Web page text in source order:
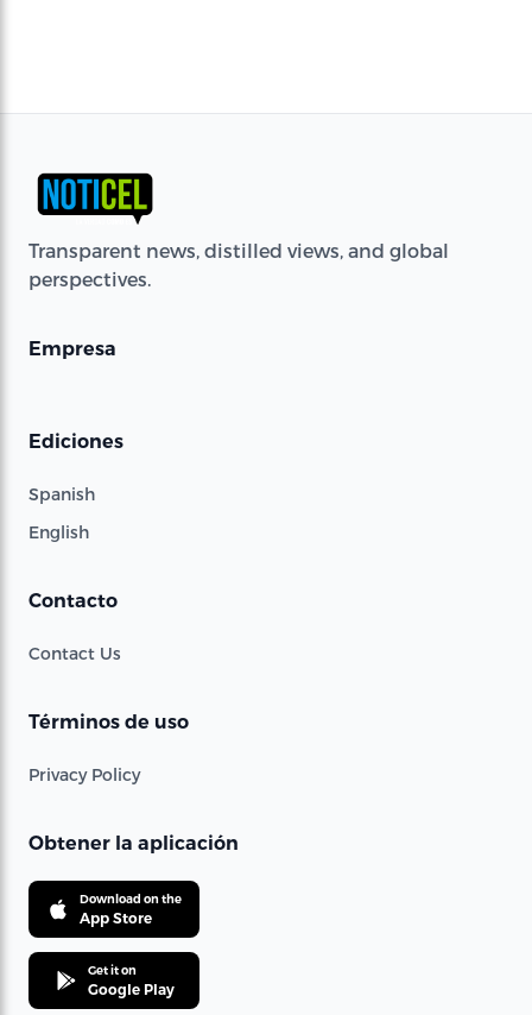
Transparent news, distilled views, and global
perspectives.
Empresa
Ediciones
Spanish
English
Contacto
Contact Us
Términos de uso
Privacy Policy
Obtener la aplicación
Download on the
App Store
Get it on
Google Play